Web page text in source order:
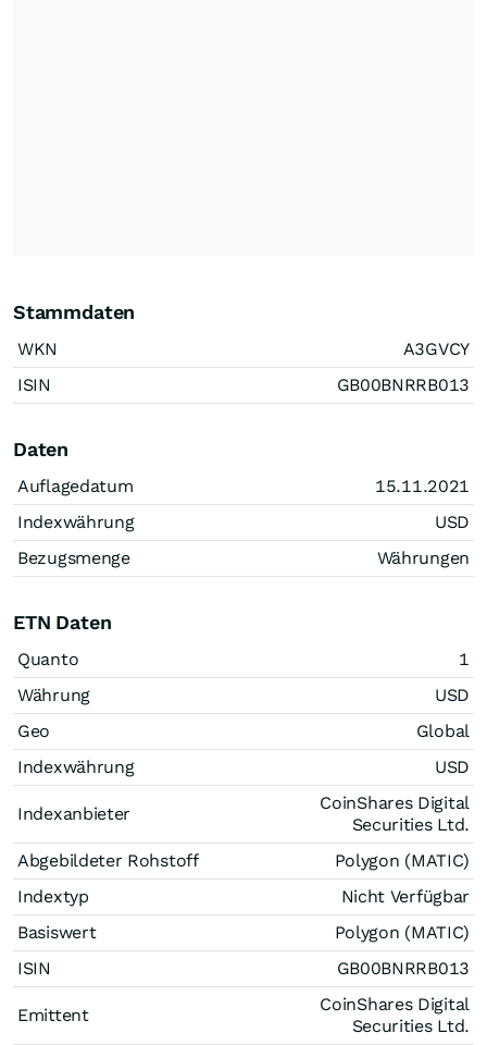
Stammdaten
WKN
A3GVCY
ISIN
GB00BNRRB013
Daten
Auflagedatum
15.11.2021
Indexwährung
USD
Bezugsmenge
Währungen
ETN Daten
Quanto
1
Währung
USD
Geo
Global
Indexwährung
USD
Indexanbieter
CoinShares Digital
Securities Ltd.
Abgebildeter Rohstoff
Polygon (MATIC)
Indextyp
Nicht Verfügbar
Basiswert
Polygon (MATIC)
ISIN
GB00BNRRB013
Emittent
CoinShares Digital
Securities Ltd.